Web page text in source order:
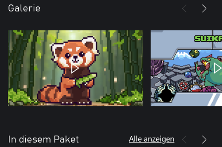
Galerie
In diesem Paket Alle anzeigen